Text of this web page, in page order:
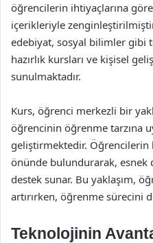
öğrencilerin ihtiyaçlarına
içerikleriyle
edebiyat, sosyal bilimler gibi
hazırlık kursları ve kişisel
sunulmaktadır.
Kurs, öğrenci merkezli bir
öğrencinin öğrenme tarzına
geliştirmektedir. Öğrencilerin
önünde bulundurarak, esnek
destek sunar. Bu yaklaşım,
artırırken, öğrenme sürecini
Teknolojinin